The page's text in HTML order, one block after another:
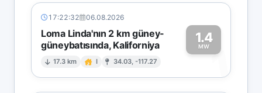
17:22:32 06.08.2026
Loma Linda'nın 2 km güney-
güneybatısında, Kaliforniya
17.3 km I 34.03, -117.27
1.4
MW1